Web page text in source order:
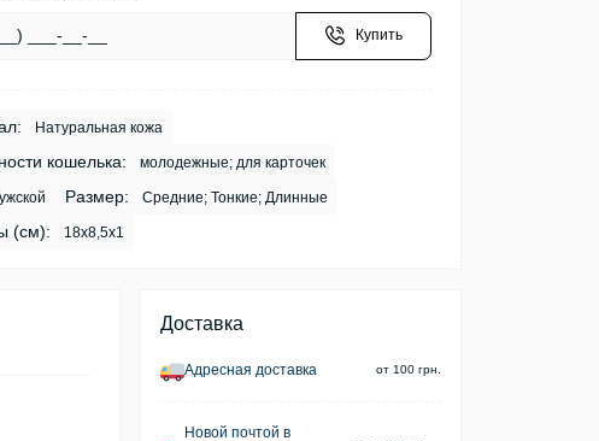
Купить
Натуральная кожа
кошелька: молодежные; для карточек
Размер: Средние; Тонкие; Длинные
(см): 18х8,5х1
Доставка
Адресная доставка от 100 грн.
Новой почтой в